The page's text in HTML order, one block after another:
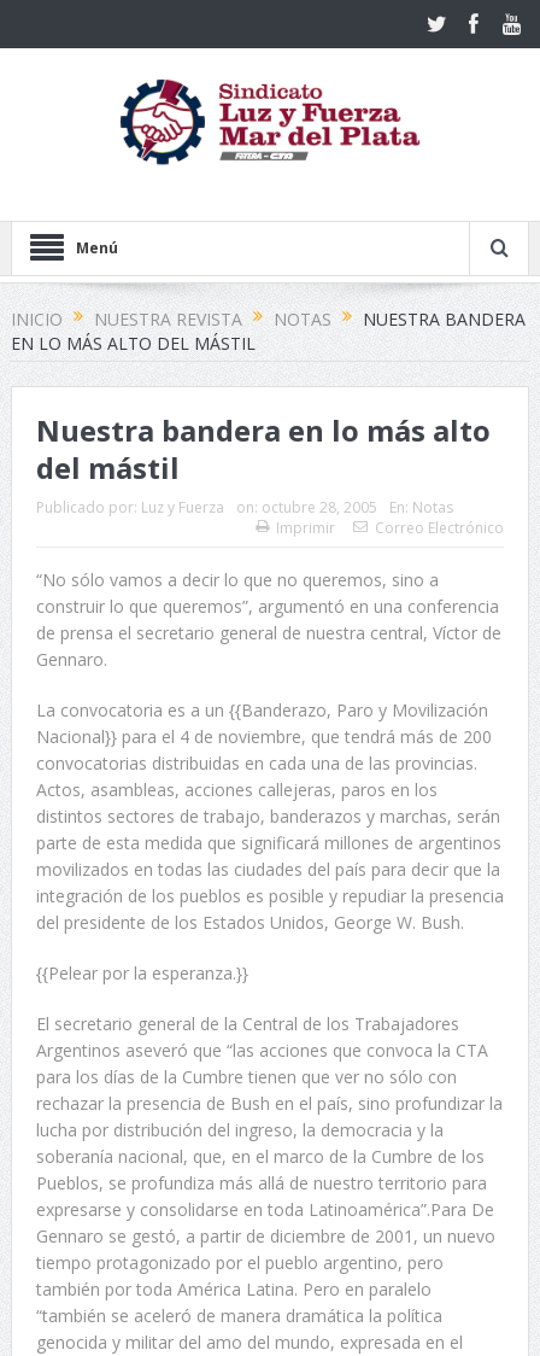
Menú
INICIO NUESTRA REVISTA NOTAS
NUESTRA BANDERA
EN LO MÁS ALTO DEL MÁSTIL
Nuestra bandera en lo más alto
del mástil
Publicado por: Luz y Fuerza on: octubre 28, 2005 En: Notas
Imprimir
Correo Electrónico
“No sólo vamos a decir lo que no queremos, sino a
construir lo que queremos”, argumentó en una conferencia
de prensa el secretario general de nuestra central, Víctor de
Gennaro.
La convocatoria es a un {{Banderazo, Paro y Movilización
Nacional}} para el 4 de noviembre, que tendrá más de 200
convocatorias distribuidas en cada una de las provincias.
Actos, asambleas, acciones callejeras, paros en los
distintos sectores de trabajo, banderazos y marchas, serán
parte de esta medida que significará millones de argentinos
movilizados en todas las ciudades del país para decir que la
integración de los pueblos es posible y repudiar la presencia
del presidente de los Estados Unidos, George W. Bush.
{{Pelear por la esperanza.}}
El secretario general de la Central de los Trabajadores
Argentinos aseveró que “las acciones que convoca la CTA
para los días de la Cumbre tienen que ver no sólo con
rechazar la presencia de Bush en el país, sino profundizar la
lucha por distribución del ingreso, la democracia y la
soberanía nacional, que, en el marco de la Cumbre de los
Pueblos, se profundiza más allá de nuestro territorio para
expresarse y consolidarse en toda Latinoamérica”.Para De
Gennaro se gestó, a partir de diciembre de 2001, un nuevo
tiempo protagonizado por el pueblo argentino, pero
también por toda América Latina. Pero en paralelo
“también se aceleró de manera dramática la política
genocida y militar del amo del mundo, expresada en el